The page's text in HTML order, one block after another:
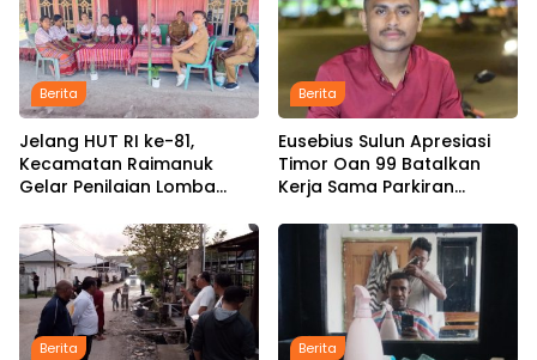
Berita
Jelang HUT RI ke-81,
Kecamatan Raimanuk
Gelar Penilaian Lomba
Kegiatan Kesehatan
Berita
Eusebius Sulun Apresiasi
Timor Oan 99 Batalkan
Kerja Sama Parkiran
Pemkab Belu Tak Gegabah
Buat Kebijakan
Berita Berita